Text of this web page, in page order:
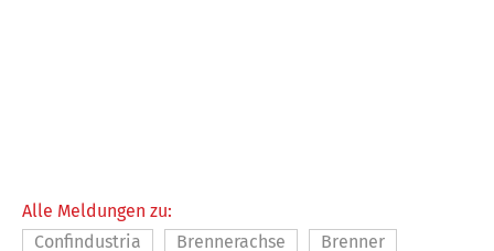
Alle Meldungen zu:
Confindustria
Brennerachse
Brenner